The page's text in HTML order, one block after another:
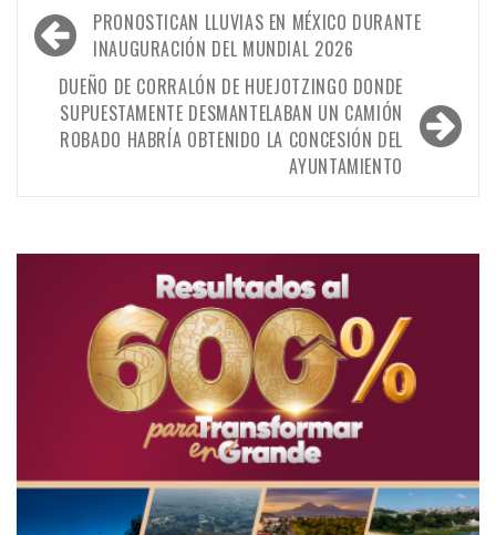
Navegación
de
entradas
PRONOSTICAN LLUVIAS EN MÉXICO DURANTE
INAUGURACIÓN DEL MUNDIAL 2026
DUEÑO DE CORRALÓN DE HUEJOTZINGO DONDE
SUPUESTAMENTE DESMANTELABAN UN CAMIÓN
ROBADO HABRÍA OBTENIDO LA CONCESIÓN DEL
AYUNTAMIENTO